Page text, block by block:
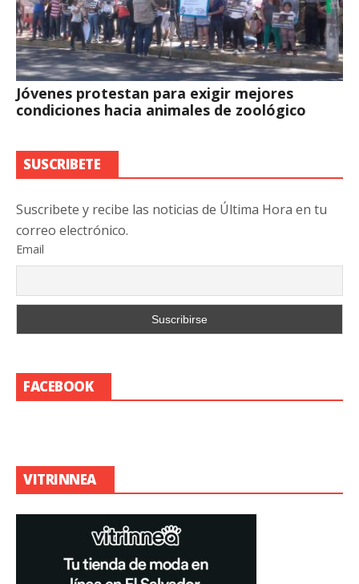
Jóvenes protestan para exigir mejores
condiciones hacia animales de zoológico
SUSCRIBETE
Suscribete y recibe las noticias de Última Hora en tu
correo electrónico.
Email
FACEBOOK
VITRINNEA